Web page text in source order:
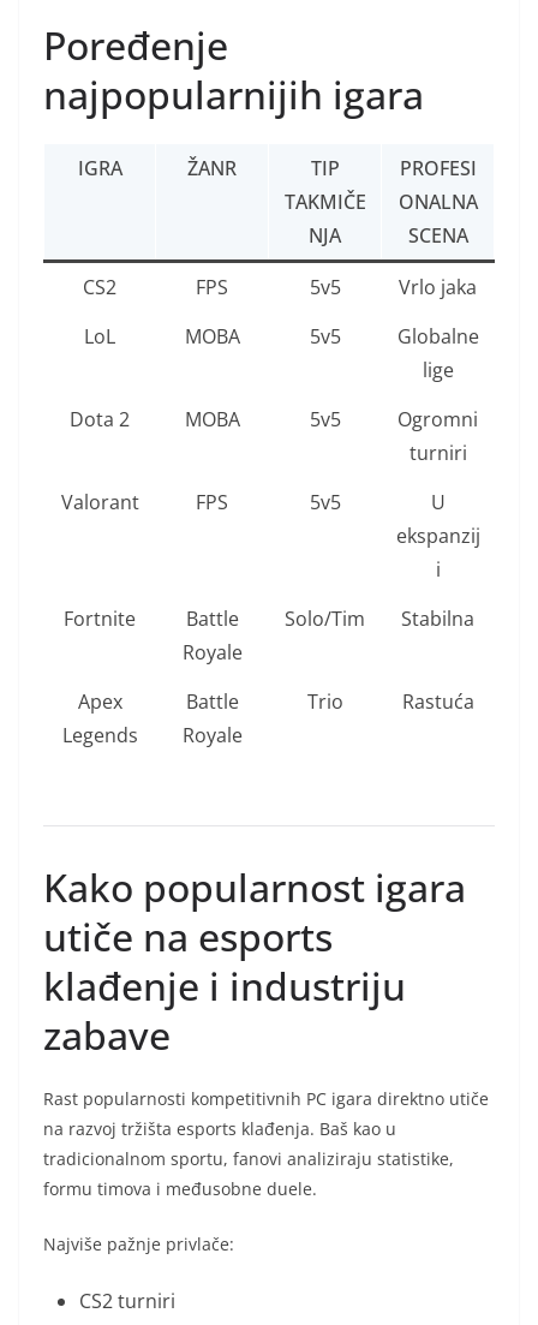
Poređenje
najpopularnijih igara
IGRA ŽANR
TIP
TAKMIČE
NJA
PROFESI
ONALNA
SCENA
CS2
FPS 5v5
Vrlo jaka
LoL
MOBA 5v5
Globalne
lige
Dota 2
MOBA 5v5
Ogromni
turniri
Valorant
FPS 5v5
U
ekspanzij
i
Fortnite
Battle
Royale
Solo/Tim Stabilna
Apex
Legends
Battle
Royale
Trio Rastuća
Kako popularnost igara
utiče na esports
klađenje i industriju
zabave
Rast popularnosti kompetitivnih PC igara direktno utiče
na razvoj tržišta esports klađenja. Baš kao u
tradicionalnom sportu, fanovi analiziraju statistike,
formu timova i međusobne duele.
Najviše pažnje privlače:
CS2 turniri